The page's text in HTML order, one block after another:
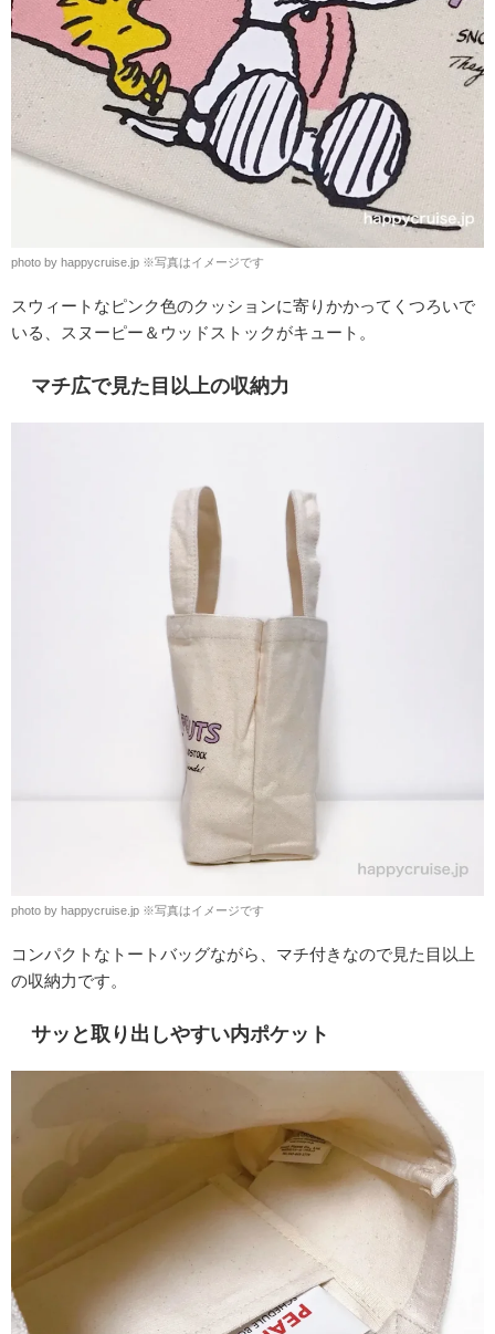
photo by happycruise.jp ※写真はイメージです
スウィートなピンク色のクッションに寄りかかってくつろいで
いる、スヌーピー＆ウッドストックがキュート。
マチ広で見た目以上の収納力
photo by happycruise.jp ※写真はイメージです
コンパクトなトートバッグながら、マチ付きなので見た目以上
の収納力です。
サッと取り出しやすい内ポケット